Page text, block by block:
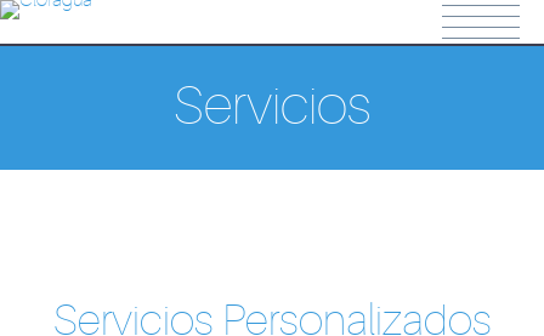
jojobet BirCasinobetpark
Servicios
Servicios Personalizados